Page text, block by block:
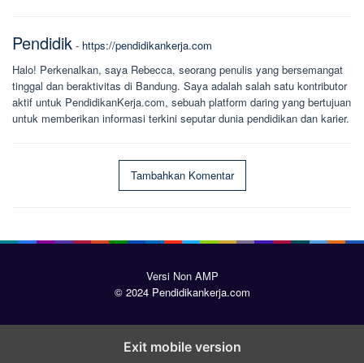
Pendidik - https://pendidikankerja.com
Halo! Perkenalkan, saya Rebecca, seorang penulis yang bersemangat
tinggal dan beraktivitas di Bandung. Saya adalah salah satu kontributor
aktif untuk PendidikanKerja.com, sebuah platform daring yang bertujuan
untuk memberikan informasi terkini seputar dunia pendidikan dan karier.
Tambahkan Komentar
Versi Non AMP
© 2024 Pendidikankerja.com
Exit mobile version